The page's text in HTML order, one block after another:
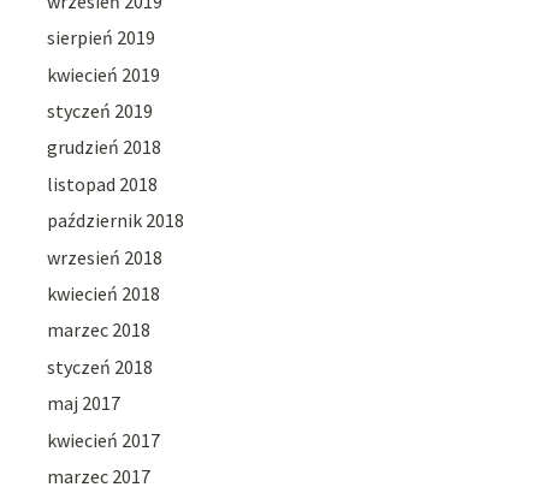
sierpień 2019
kwiecień 2019
styczeń 2019
grudzień 2018
listopad 2018
październik 2018
wrzesień 2018
kwiecień 2018
marzec 2018
styczeń 2018
maj 2017
kwiecień 2017
marzec 2017